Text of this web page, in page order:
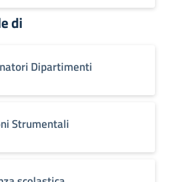
di
Dipartimenti
Strumentali